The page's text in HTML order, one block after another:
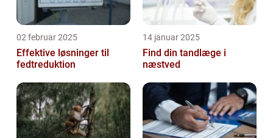
02 februar 2025
Effektive løsninger til
fedtreduktion
14 januar 2025
Find din tandlæge i
næstved